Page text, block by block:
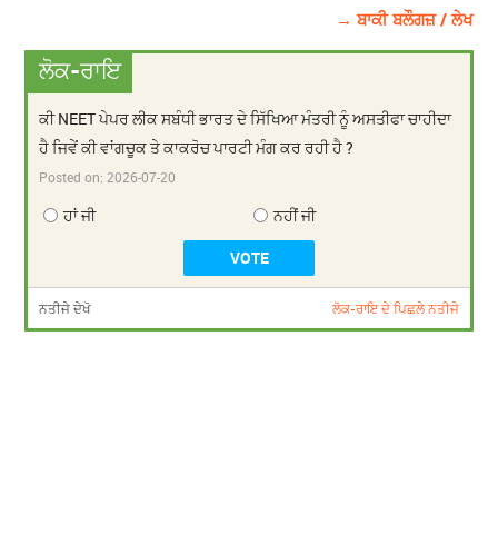
→ ਬਾਕੀ ਬਲੌਗਜ਼ / ਲੇਖ
ਲੋਕ-ਰਾਇ
ਕੀ NEET ਪੇਪਰ ਲੀਕ ਸਬੰਧੀ ਭਾਰਤ ਦੇ ਸਿੱਖਿਆ ਮੰਤਰੀ ਨੂੰ ਅਸਤੀਫਾ ਚਾਹੀਦਾ
ਹੈ ਜਿਵੇਂ ਕੀ ਵਾਂਗਚੂਕ ਤੇ ਕਾਕਰੋਚ ਪਾਰਟੀ ਮੰਗ ਕਰ ਰਹੀ ਹੈ ?
Posted on:2026-07-20
ਹਾਂ ਜੀ ਨਹੀਂ ਜੀ
ਨਤੀਜੇ ਦੇਖੋ ਲੋਕ-ਰਾਇ ਦੇ ਪਿਛਲੇ ਨਤੀਜੇ